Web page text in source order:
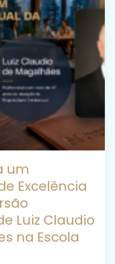
um
Excelência
Luiz Claudio
na Escola